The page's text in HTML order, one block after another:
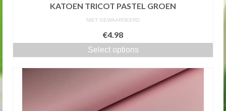
KATOEN TRICOT PASTEL GROEN
NIET GEWAARDEERD
€4.98
Select options